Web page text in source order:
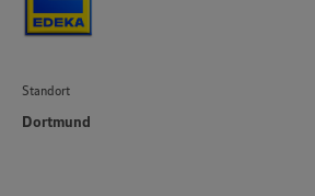
Standort
Dortmund